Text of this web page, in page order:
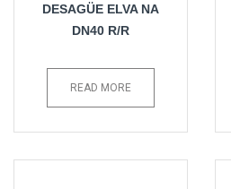
DESAGÜE ELVA NA
DN40 R/R
READ MORE